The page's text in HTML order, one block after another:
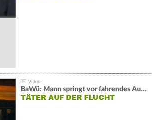
BaWü: Mann springt vor fahrendes Auto und schießt
TÄTER AUF DER FLUCHT